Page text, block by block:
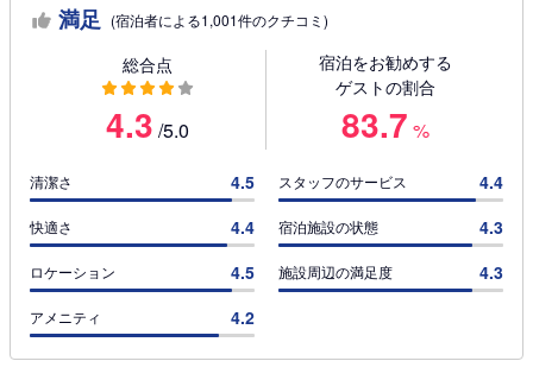
満足 (宿泊者による1,001件のクチコミ)
総合点
4.3 /5.0
宿泊をお勧めする
ゲストの割合
83.7 %
清潔さ 4.5 スタッフのサービス 4.4
快適さ 4.4 宿泊施設の状態 4.3
ロケーション 4.5 施設周辺の満足度 4.3
アメニティ 4.2